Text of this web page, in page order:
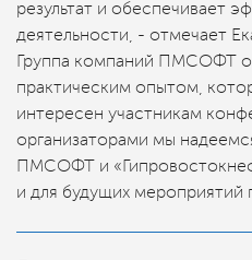
результат и обеспечивает
деятельности, - отмечает
Группа компаний ПМСОФТ
практическим опытом,
интересен участникам
организаторами мы
ПМСОФТ и
и для будущих мероприятий